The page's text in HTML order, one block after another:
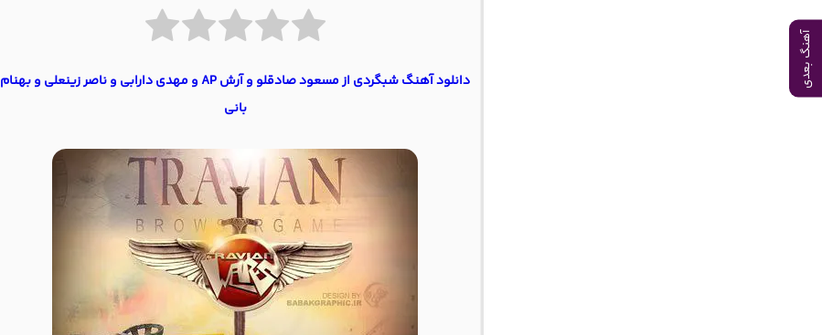
آهنگ بعدی
دانلود آهنگ شبگردی از مسعود صادقلو و آرش AP و مهدی دارابی و ناصر زینعلی و بهنام
بانی